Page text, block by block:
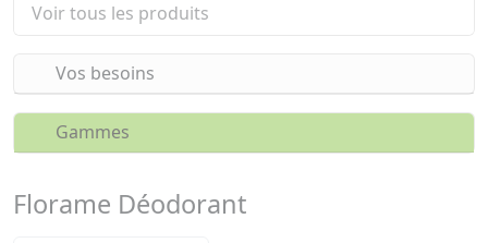
Voir tous les produits
Vos besoins
Gammes
Florame Déodorant